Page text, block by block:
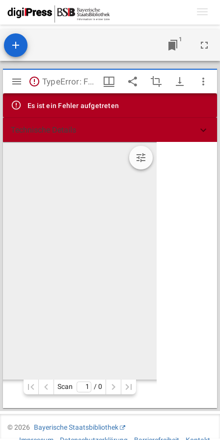
1
Mirador
Viewer
TypeError: Failed to fetch
Es ist ein Fehler aufgetreten
Technische Details
Scan / 0
©2026
Bayerische Staatsbibliothek